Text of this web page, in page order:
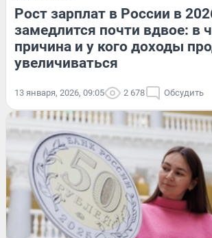
Рост зарплат в России в
замедлится почти вдвое: в
причина и у кого доходы
увеличиваться
13 января, 2026, 09:05 2 678 Обсудить